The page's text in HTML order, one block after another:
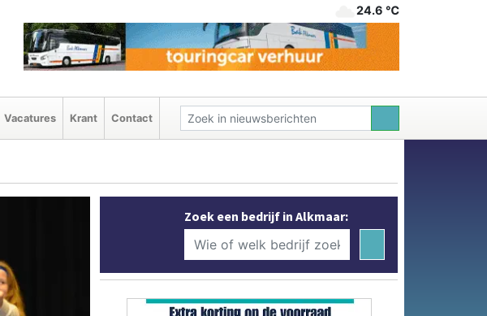
24.6 ℃
Vacatures Krant Contact
Zoek een bedrijf in Alkmaar: